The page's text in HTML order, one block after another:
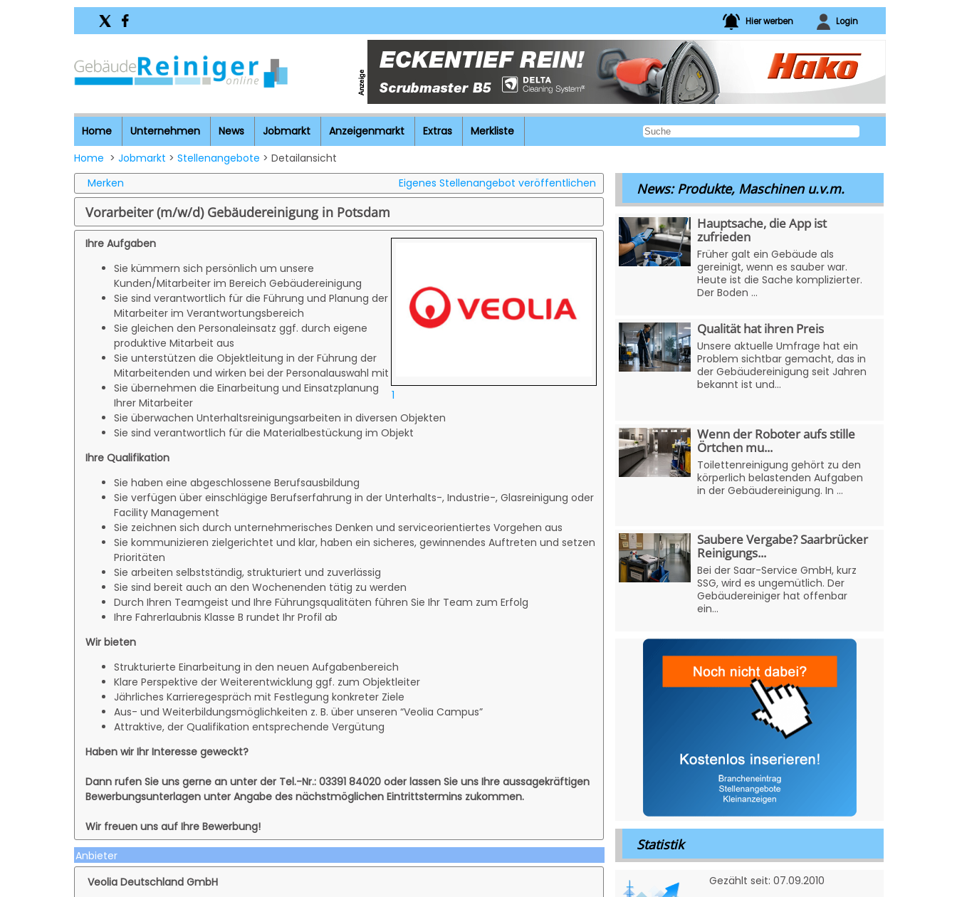
Hier werben Login
Home Unternehmen News Jobmarkt Anzeigenmarkt Extras
Merkliste
Home > Jobmarkt > Stellenangebote > Detailansicht
Merken
Eigenes Stellenangebot veröffentlichen
Vorarbeiter (m/w/d) Gebäudereinigung in Potsdam
1
Ihre Aufgaben
Sie kümmern sich persönlich um unsere
Kunden/Mitarbeiter im Bereich Gebäudereinigung
Sie sind verantwortlich für die Führung und Planung der
Mitarbeiter im Verantwortungsbereich
Sie gleichen den Personaleinsatz ggf. durch eigene
produktive Mitarbeit aus
Sie unterstützen die Objektleitung in der Führung der
Mitarbeitenden und wirken bei der Personalauswahl mit
Sie übernehmen die Einarbeitung und Einsatzplanung
Ihrer Mitarbeiter
Sie überwachen Unterhaltsreinigungsarbeiten in diversen Objekten
Sie sind verantwortlich für die Materialbestückung im Objekt
Ihre Qualifikation
Sie haben eine abgeschlossene Berufsausbildung
Sie verfügen über einschlägige Berufserfahrung in der Unterhalts-, Industrie-, Glasreinigung oder
Facility Management
Sie zeichnen sich durch unternehmerisches Denken und serviceorientiertes Vorgehen aus
Sie kommunizieren zielgerichtet und klar, haben ein sicheres, gewinnendes Auftreten und setzen
Prioritäten
Sie arbeiten selbstständig, strukturiert und zuverlässig
Sie sind bereit auch an den Wochenenden tätig zu werden
Durch Ihren Teamgeist und Ihre Führungsqualitäten führen Sie Ihr Team zum Erfolg
Ihre Fahrerlaubnis Klasse B rundet Ihr Profil ab
Wir bieten
Strukturierte Einarbeitung in den neuen Aufgabenbereich
Klare Perspektive der Weiterentwicklung ggf. zum Objektleiter
Jährliches Karrieregespräch mit Festlegung konkreter Ziele
Aus- und Weiterbildungsmöglichkeiten z. B. über unseren “Veolia Campus”
Attraktive, der Qualifikation entsprechende Vergütung
Haben wir Ihr Interesse geweckt?
Dann rufen Sie uns gerne an unter der Tel.-Nr.: 03391 84020 oder lassen Sie uns Ihre aussagekräftigen
Bewerbungsunterlagen unter Angabe des nächstmöglichen Eintrittstermins zukommen.
Wir freuen uns auf Ihre Bewerbung!
Anbieter
Veolia Deutschland GmbH
News: Produkte, Maschinen u.v.m.
Hauptsache, die App ist
zufrieden
Früher galt ein Gebäude als
gereinigt, wenn es sauber war.
Heute ist die Sache komplizierter.
Der Boden ...
Qualität hat ihren Preis
Unsere aktuelle Umfrage hat ein
Problem sichtbar gemacht, das in
der Gebäudereinigung seit Jahren
bekannt ist und...
Wenn der Roboter aufs stille
Örtchen mu...
Toilettenreinigung gehört zu den
körperlich belastenden Aufgaben
in der Gebäudereinigung. In ...
Saubere Vergabe? Saarbrücker
Reinigungs...
Bei der Saar-Service GmbH, kurz
SSG, wird es ungemütlich. Der
Gebäudereiniger hat offenbar
ein...
Statistik
Gezählt seit: 07.09.2010